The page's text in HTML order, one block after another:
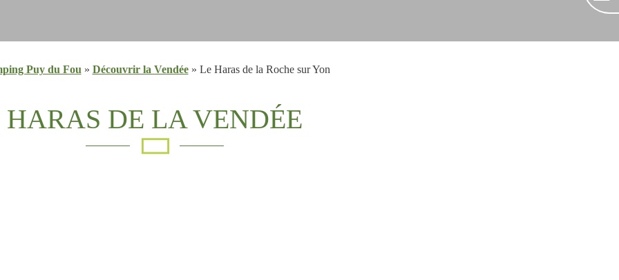
Puy du Fou » Découvrir la Vendée» Le Haras de la Roche sur Yon
HARAS DE LA VENDÉE